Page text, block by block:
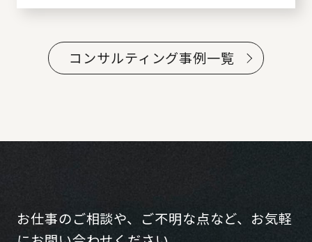
コンサルティング事例一覧
お仕事のご相談や、ご不明な点など、お気軽